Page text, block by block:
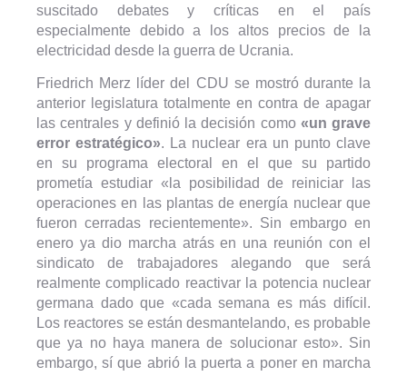
suscitado debates y críticas en el país
especialmente debido a los altos precios de la
electricidad desde la guerra de Ucrania.
Friedrich Merz líder del CDU se mostró durante la
anterior legislatura totalmente en contra de apagar
las centrales y definió la decisión como «un grave
error estratégico». La nuclear era un punto clave
en su programa electoral en el que su partido
prometía estudiar «la posibilidad de reiniciar las
operaciones en las plantas de energía nuclear que
fueron cerradas recientemente». Sin embargo en
enero ya dio marcha atrás en una reunión con el
sindicato de trabajadores alegando que será
realmente complicado reactivar la potencia nuclear
germana dado que «cada semana es más difícil.
Los reactores se están desmantelando, es probable
que ya no haya manera de solucionar esto». Sin
embargo, sí que abrió la puerta a poner en marcha